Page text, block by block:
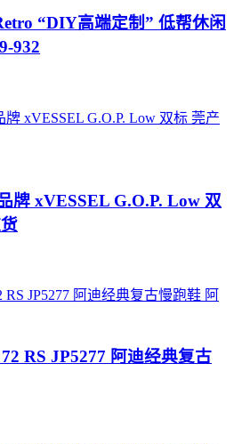
“DIY高端定制” 低帮休闲
932
牌 xVESSEL G.O.P. Low 双
阿
RS JP5277 阿迪经典复古